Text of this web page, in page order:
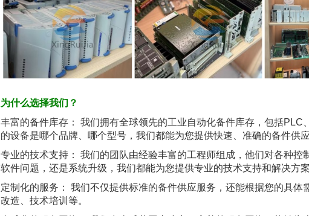
为什么选择我们？
丰富的备件库存： 我们拥有全球领先的工业自动化备件库存，包括
的设备是哪个品牌、哪个型号，我们都能为您提供快速、准确的备件供应
专业的技术支持： 我们的团队由经验丰富的工程师组成，他们对各种控
软件问题，还是系统升级，我们都能为您提供专业的技术支持和解决方案
定制化的服务： 我们不仅提供标准的备件供应服务，还能根据您的具
改造、技术培训等。